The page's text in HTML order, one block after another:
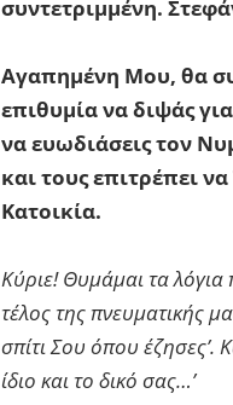
συντετριμμένη.
Αγαπημένη Μου, θα
επιθυμία να διψάς
να ευωδιάσεις τον
και τους επιτρέπει
Κατοικία.
Κύριε! Θυμάμαι τα
τέλος της πνευματικής
σπίτι Σου όπου έζησες’.
ίδιο και το δικό σας…’